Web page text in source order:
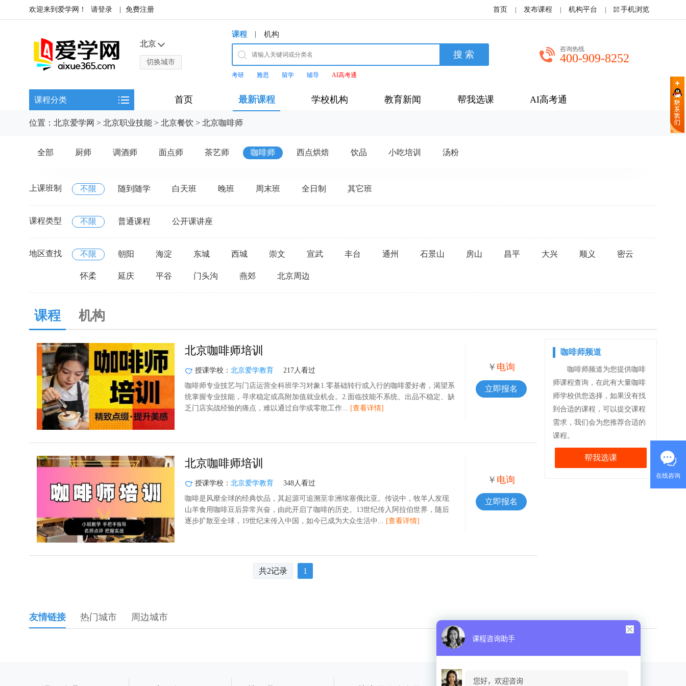
欢迎来到爱学网！ 请登录 免费注册 首页 发布课程 机构平台 手机浏览
北京
切换城市
课程 | 机构
考研 雅思 留学 辅导 AI高考通
咨询热线
400-909-8252
课程分类 首页 最新课程 学校机构 教育新闻 帮我选课 AI高考通
位置： 北京爱学网 > 北京职业技能 > 北京餐饮 > 北京咖啡师
全部 厨师 调酒师 面点师 茶艺师 咖啡师 西点烘焙 饮品 小吃培训 汤粉
上课班制 不限 随到随学 白天班 晚班 周末班 全日制 其它班
课程类型 不限 普通课程 公开课讲座
地区查找 不限 朝阳 海淀 东城 西城 崇文 宣武 丰台 通州 石景山 房山 昌平 大兴 顺义 密云
怀柔 延庆 平谷 门头沟 燕郊 北京周边
课程 机构
北京咖啡师培训
授课学校： 北京爱学教育
217人看过
咖啡师专业技艺与门店运营全科班学习对象1.零基础转行或入行的咖啡爱好者，渴望系
统掌握专业技能，寻求稳定或高附加值就业机会。2.面临技能不系统、出品不稳定、缺
乏门店实战经验的痛点，难以通过自学或零散工作... [查看详情]
￥ 电询
立即报名
北京咖啡师培训
授课学校： 北京爱学教育
348人看过
咖啡是风靡全球的经典饮品，其起源可追溯至非洲埃塞俄比亚。传说中，牧羊人发现
山羊食用咖啡豆后异常兴奋，由此开启了咖啡的历史。13世纪传入阿拉伯世界，随后
逐步扩散至全球，19世纪末传入中国，如今已成为大众生活中... [查看详情]
￥ 电询
立即报名
共2记录 1
咖啡师频道
咖啡师频道为您提供咖啡
师课程查询，在此有大量咖啡
师学校供您选择，如果没有找
到合适的课程，可以提交课程
需求，我们会为您推荐合适的
课程。
帮我选课
友情链接 热门城市 周边城市
在线咨询